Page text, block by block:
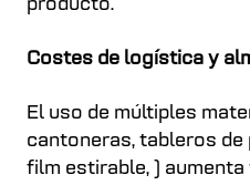
producto.
Costes de logística y
El uso de múltiples
cantoneras, tableros
film estirable, )